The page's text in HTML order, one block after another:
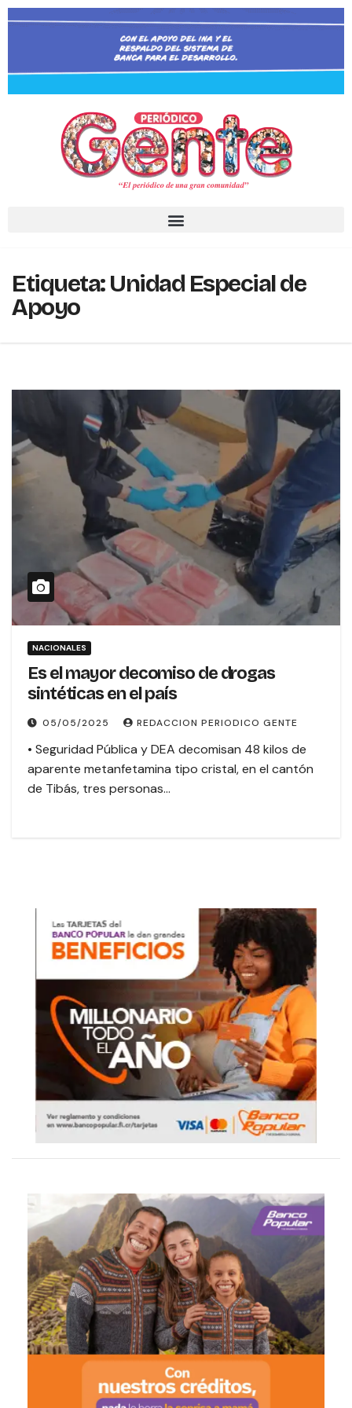
Etiqueta:Unidad Especial de
Apoyo
NACIONALES
Es el mayor decomiso de drogas
sintéticas en el país
05/05/2025 REDACCION PERIODICO GENTE
• Seguridad Pública y DEA decomisan 48 kilos de
aparente metanfetamina tipo cristal, en el cantón
de Tibás, tres personas…